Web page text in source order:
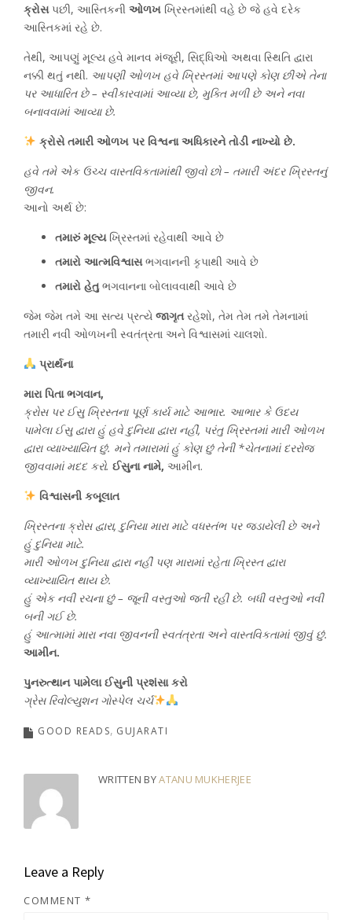
ક્રોસપછી, આસ્તિકની ઓળખ ખ્રિસ્તમાંથી વહે છે જે હવે દરેક
આસ્તિકમાં રહે છે.
તેથી, આપણું મૂલ્ય હવે માનવ મંજૂરી, સિદ્ધિઓ અથવા સ્થિતિ દ્વારા
નક્કી થતું નથી. આપણી ઓળખ હવે ખ્રિસ્તમાં આપણે કોણ છીએ તેના
પર આધારિત છે – સ્વીકારવામાં આવ્યા છે, મુક્તિ મળી છે અને નવા
બનાવવામાં આવ્યા છે.
ક્રોસે તમારી ઓળખ પર વિશ્વના અધિકારને તોડી નાખ્યો છે.
હવે તમે એક ઉચ્ચ વાસ્તવિકતામાંથી જીવો છો – તમારી અંદર ખ્રિસ્તનું
જીવન.
આનો અર્થ છે:
તમારું મૂલ્યખ્રિસ્તમાં રહેવાથી આવે છે
તમારો આત્મવિશ્વાસભગવાનની કૃપાથી આવે છે
તમારો હેતુભગવાનના બોલાવવાથી આવે છે
જેમ જેમ તમે આ સત્ય પ્રત્યે જાગૃતરહેશો, તેમ તેમ તમે તેમનામાં
તમારી નવી ઓળખની સ્વતંત્રતા અને વિશ્વાસમાં ચાલશો.
પ્રાર્થના
મારા પિતા ભગવાન,
ક્રોસ પર ઈસુ ખ્રિસ્તના પૂર્ણ કાર્ય માટે આભાર. આભાર કે ઉદય
પામેલા ઈસુ દ્વારા હું હવે દુનિયા દ્વારા નહીં, પરંતુ ખ્રિસ્તમાં મારી ઓળખ
દ્વારા વ્યાખ્યાયિત છું. મને તમારામાં હું કોણ છું તેની *ચેતનામાં દરરોજ
જીવવામાં મદદ કરો. ઈસુના નામે, આમીન.
વિશ્વાસની કબૂલાત
ખ્રિસ્તના ક્રોસ દ્વારા, દુનિયા મારા માટે વધસ્તંભ પર જડાયેલી છે અને
હું દુનિયા માટે.
મારી ઓળખ દુનિયા દ્વારા નહીં પણ મારામાં રહેતા ખ્રિસ્ત દ્વારા
વ્યાખ્યાયિત થાય છે.
હું એક નવી રચના છું – જૂની વસ્તુઓ જતી રહી છે. બધી વસ્તુઓ નવી
બની ગઈ છે.
હું આત્મામાં મારા નવા જીવનની સ્વતંત્રતા અને વાસ્તવિકતામાં જીવું છું.
આમીન.
પુનરુત્થાન પામેલા ઈસુની પ્રશંસા કરો
ગ્રેસ રિવોલ્યુશન ગોસ્પેલ ચર્ચ
GOOD READS GUJARATI
WRITTEN BYATANU MUKHERJEE
Leave a Reply
COMMENT *